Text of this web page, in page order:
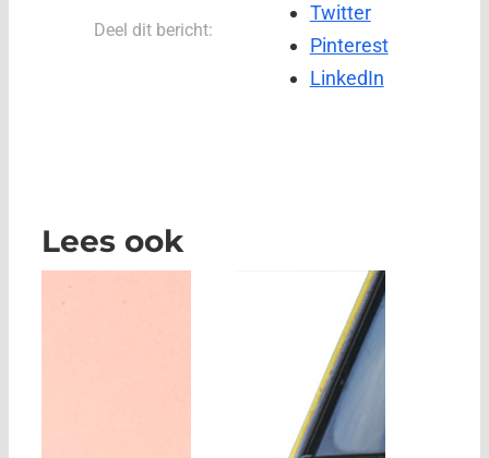
Deel dit bericht:
Twitter
Pinterest
LinkedIn
Lees ook